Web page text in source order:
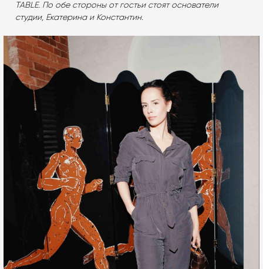
TABLE. По обе стороны от гостьи стоят основатели
студии, Екатерина и Константин.